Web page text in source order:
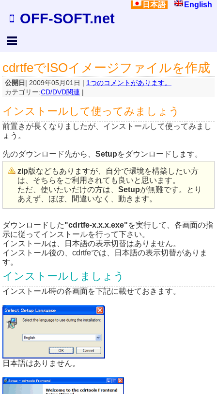
日本語 English
OFF-SOFT.net
cdrtfeでISOイメージファイルを作成
公開日 | 2009年05月01日 | 1つのコメントがあります。
カテゴリー:CD/DVD関連 |
インストールして使ってみましょう
前置きが長くなりましたが、インストールして使ってみまし
ょう。
先のダウンロード先から、 Setupをダウンロードします。
zip版などもありますが、自分で環境を構築したい方
は、そちらをご利用されても良いと思います。
ただ、使いたいだけの方は、 Setupが無難です。とり
あえず、ほぼ、間違いなく、動きます。
ダウンロードした"cdrtfe-x.x.x.exe"を実行して、各画面の指
示に従ってインストールを行って下さい。
インストールは、日本語の表示切替はありません。
インストール後の、cdrtfeでは、日本語の表示切替がありま
す。
インストールしましょう
インストール時の各画面を下記に載せておきます。
日本語はありません。